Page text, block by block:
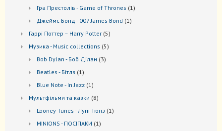
Гра Престолів - Game of Thrones 1 1
Джеймс Бонд - 007 James Bond 1 1
Гаррі Поттер – Harry Potter 55
Музика - Music collections 55
Bob Dylan - Боб Ділан 33
Beatles - Бітлз 1 1
Blue Note - In Jazz 1 1
Мультфільми та казки 88
Looney Tunes - Луні Тюнз 1 1
MINIONS - ПОСІПАКИ 1 1